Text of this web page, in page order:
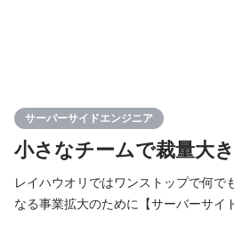
サーバーサイドエンジニア
小さなチームで裁量大
レイハウオリではワンストップで何で
なる事業拡大のために【サーバーサイ